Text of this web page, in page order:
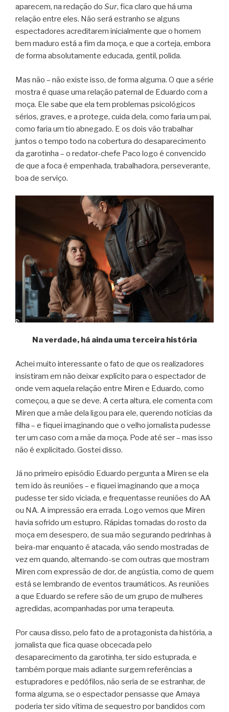
aparecem, na redação do Sur, fica claro que há uma
relação entre eles. Não será estranho se alguns
espectadores acreditarem inicialmente que o homem
bem maduro está a fim da moça, e que a corteja, embora
de forma absolutamente educada, gentil, polida.
Mas não – não existe isso, de forma alguma. O que a série
mostra é quase uma relação paternal de Eduardo com a
moça. Ele sabe que ela tem problemas psicológicos
sérios, graves, e a protege, cuida dela, como faria um pai,
como faria um tio abnegado. E os dois vão trabalhar
juntos o tempo todo na cobertura do desaparecimento
da garotinha – o redator-chefe Paco logo é convencido
de que a foca é empenhada, trabalhadora, perseverante,
boa de serviço.
Na verdade, há ainda uma terceira história
Achei muito interessante o fato de que os realizadores
insistiram em não deixar explícito para o espectador de
onde vem aquela relação entre Miren e Eduardo, como
começou, a que se deve. A certa altura, ele comenta com
Miren que a mãe dela ligou para ele, querendo notícias da
filha – e fiquei imaginando que o velho jornalista pudesse
ter um caso com a mãe da moça. Pode até ser – mas isso
não é explicitado. Gostei disso.
Já no primeiro episódio Eduardo pergunta a Miren se ela
tem ido às reuniões – e fiquei imaginando que a moça
pudesse ter sido viciada, e frequentasse reuniões do AA
ou NA. A impressão era errada. Logo vemos que Miren
havia sofrido um estupro. Rápidas tomadas do rosto da
moça em desespero, de sua mão segurando pedrinhas à
beira-mar enquanto é atacada, vão sendo mostradas de
vez em quando, alternando-se com outras que mostram
Miren com expressão de dor, de angústia, como de quem
está se lembrando de eventos traumáticos. As reuniões
a que Eduardo se refere são de um grupo de mulheres
agredidas, acompanhadas por uma terapeuta.
Por causa disso, pelo fato de a protagonista da história, a
jornalista que fica quase obcecada pelo
desaparecimento da garotinha, ter sido estuprada, e
também porque mais adiante surgem referências a
estupradores e pedófilos, não seria de se estranhar, de
forma alguma, se o espectador pensasse que Amaya
poderia ter sido vítima de sequestro por bandidos com